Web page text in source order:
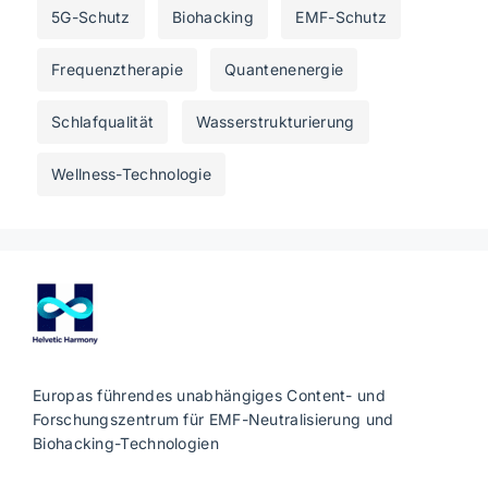
5G-Schutz Biohacking EMF-Schutz
Frequenztherapie Quantenenergie
Schlafqualität Wasserstrukturierung
Wellness-Technologie
Europas führendes unabhängiges Content- und
Forschungszentrum für EMF-Neutralisierung und
Biohacking-Technologien